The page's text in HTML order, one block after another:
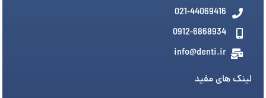
021-44069416
0912-6868934
info@denti.ir
لینک های مفید